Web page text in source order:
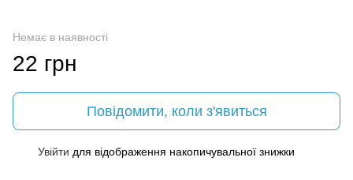
Немає в наявності
22 грн
Повідомити, коли з'явиться
Увійти для відображення накопичувальної знижки